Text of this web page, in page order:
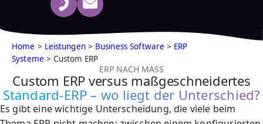
Home > Leistungen> Business Software > ERP
Systeme > Custom ERP
ERP NACH MASS
Custom ERP versus maßgeschneidertes
Standard-ERP – wo liegt der Unterschied?
Es gibt eine wichtige Unterscheidung, die viele beim